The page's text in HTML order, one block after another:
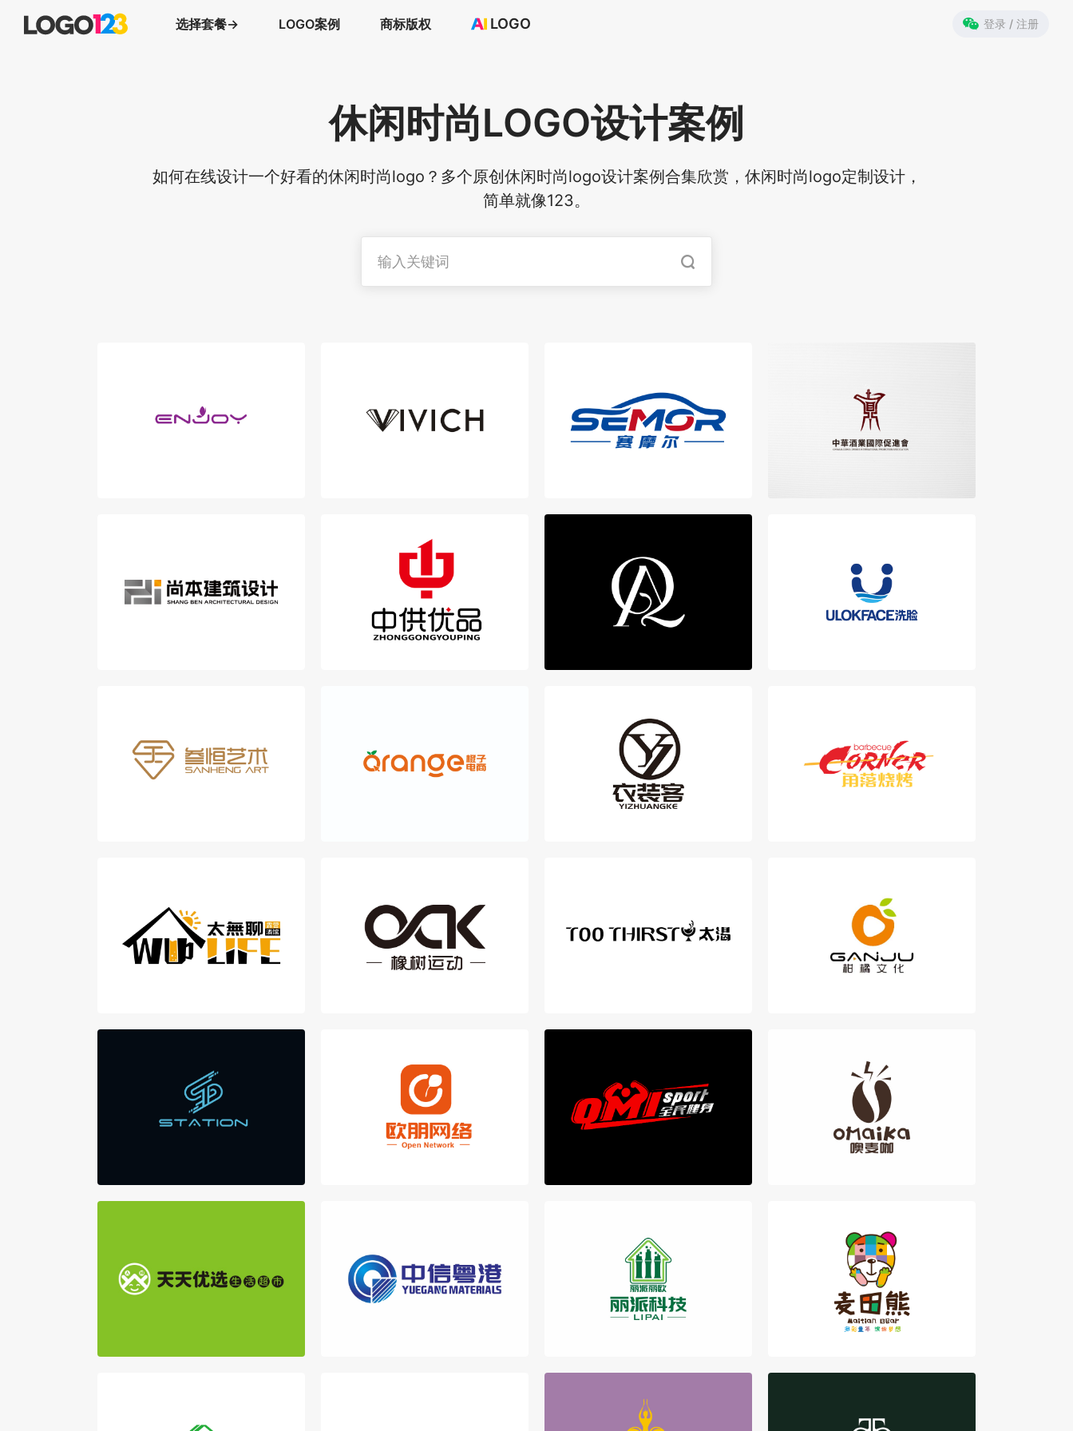
选择套餐→ LOGO案例 商标版权 LOGO 登录 / 注册
商标版权
LOGO
休闲时尚LOGO设计案例
如何在线设计一个好看的休闲时尚logo？多个原创休闲时尚logo设计案例合集欣赏，休闲时尚logo定制设计，
简单就像123。